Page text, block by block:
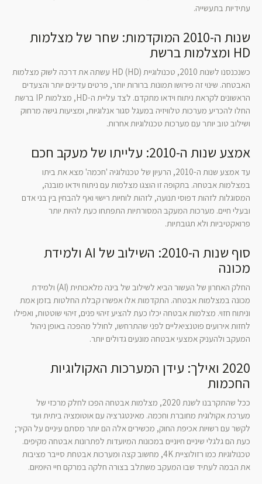
עתידיות בתעשייה.
שנות ה-2010 המוקדמות: שחר של מצלמות
HD ומצלמות ברשת
כשנכנסנו לשנות 2010, טכנולוגיית HD (HD) עשתה את דרכה לשוק מצלמות
האבטחה. שינוי זה פירושו תמונות ברורות יותר, פרטים עדינים יותר והצעדים
הראשונים לקראת ניתוח וידאו מתקדם. לצד עליית ה-HD, מצלמות IP ברשת
החלו להכריע מערכות טלוויזיה במעגל סגור אנלוגיות, ומציעות גישה מרחוק
ושילוב טוב יותר עם מערכות טכנולוגיות אחרות.
אמצע שנות ה-2010: עלייתו של מעקב חכם
עד אמצע שנות ה-2010, הרעיון של טכנולוגיה 'חכמה' מצא את ביתו
במצלמות אבטחה. בתקופה זו הוצגו מצלמות עם ניתוח וידאו מובנה,
המסוגלות לזהות דפוסי תנועה, לזהות לוחיות רישוי ואף להבחין בין בני אדם
ובעלי חיים. מערכות המעקב המסורתיות התפתחו כעת להיות יותר
פרואקטיביות ולא תגובתיות.
סוף שנות ה-2010: השילוב של AI ולמידת
מכונה
החלק האחרון של העשור הביא לשילוב של בינה מלאכותית (AI) ולמידת
מכונה במצלמות אבטחה. התקדמות אלו אפשרו קבלת החלטות בזמן אמת
וניתוח חזוי. מצלמות אבטחה יכלו כעת להציע זיהוי פנים, זיהוי שוטטות, ואפילו
לחזות אירועים פוטנציאליים לפני שהתרחשו, לחולל מהפכה באופן ניהול
המעקב ולהעניק אמצעי אבטחה מונעים גדולים יותר.
2020 ואילך: עידן המערכות האקולוגיות
החכמות
ככל שהתקרבנו לשנת 2020, מצלמות אבטחה הפכו לחלק מרכזי של
מערכת אקולוגית מחוברת וחכמה. מאינטגרציה עם אוטומציה ביתית ועד
לקשר עם רשויות אכיפת החוק, מכשירים אלה הם יותר מסתם עיניים על הקיר;
כעת הם גלגלי שיניים חיוניים במכונות המיועדות לפתרונות אבטחה מקיפים.
טכנולוגיות כמו רזולוציית 4K, מחשוב קצה ומערכות אבטחת סייבר מציבות
את הבמה לעתיד שבו המעקב משתלב בצורה חלקה במרקם חיי היומיום.